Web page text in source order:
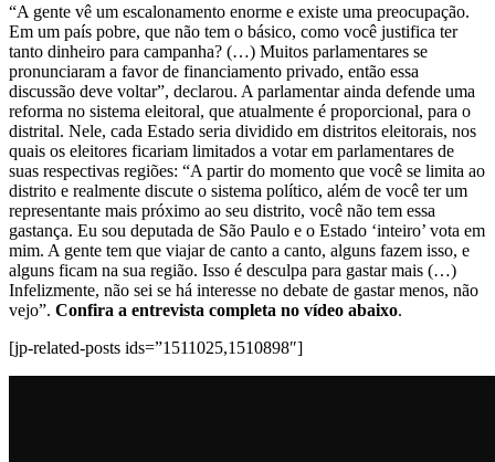
“A gente vê um escalonamento enorme e existe uma preocupação.
Em um país pobre, que não tem o básico, como você justifica ter
tanto dinheiro para campanha? (…) Muitos parlamentares se
pronunciaram a favor de financiamento privado, então essa
discussão deve voltar”, declarou. A parlamentar ainda defende uma
reforma no sistema eleitoral, que atualmente é proporcional, para o
distrital. Nele, cada Estado seria dividido em distritos eleitorais, nos
quais os eleitores ficariam limitados a votar em parlamentares de
suas respectivas regiões: “A partir do momento que você se limita ao
distrito e realmente discute o sistema político, além de você ter um
representante mais próximo ao seu distrito, você não tem essa
gastança. Eu sou deputada de São Paulo e o Estado ‘inteiro’ vota em
mim. A gente tem que viajar de canto a canto, alguns fazem isso, e
alguns ficam na sua região. Isso é desculpa para gastar mais (…)
Infelizmente, não sei se há interesse no debate de gastar menos, não
vejo”. Confira a entrevista completa no vídeo abaixo.
[jp-related-posts ids=”1511025,1510898″]